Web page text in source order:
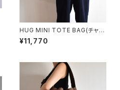
HUG MINI TOTE BAG(チャコ
ール/グレー)
¥11,770